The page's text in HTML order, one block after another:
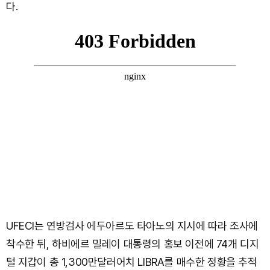
다.
UFECI는 연방검사 에두아르도 타아노의 지시에 따라 조사에
착수한 뒤, 하비에르 밀레이 대통령의 홍보 이전에 74개 디지
털 지갑이 총 1,300만달러어치 LIBRA를 매수한 정황을 추적